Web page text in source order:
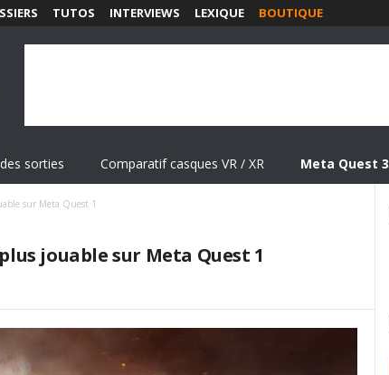
TUTOS INTERVIEWS LEXIQUE BOUTIQUE
sorties Comparatif casques VR / XR Meta Quest 3
sur Meta Quest 1
jouable sur Meta Quest 1